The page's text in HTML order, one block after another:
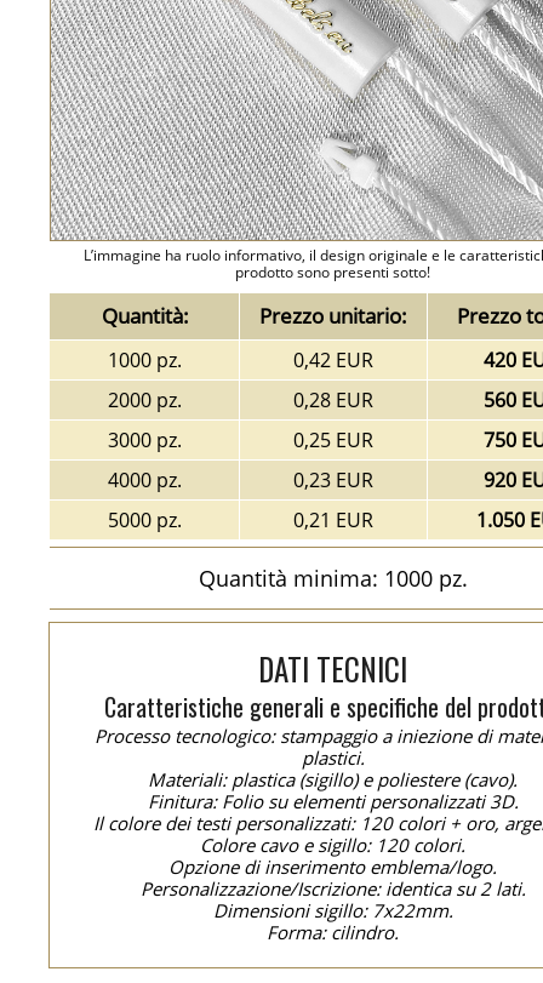
L’immagine ha ruolo informativo, il design originale e le
prodotto sono presenti sotto!
Quantità: Prezzo unitario: Prezzo
1000 pz. 0,42 EUR
420
2000 pz.
0,28 EUR
560
3000 pz.
0,25 EUR
750
4000 pz.
0,23 EUR
920
5000 pz.
0,21 EUR 1.050
Quantità minima: 1000 pz.
DATI TECNICI
Caratteristiche generali e specifiche del
Processo tecnologico: stampaggio a iniezione di
plastici.
Materiali: plastica (sigillo) e poliestere (cavo).
Finitura: Folio su elementi personalizzati 3D.
Il colore dei testi personalizzati: 120 colori + oro,
Colore cavo e sigillo: 120 colori.
Opzione di inserimento emblema/logo.
Personalizzazione/Iscrizione: identica su 2 lati.
Dimensioni sigillo: 7x22mm.
Forma: cilindro.